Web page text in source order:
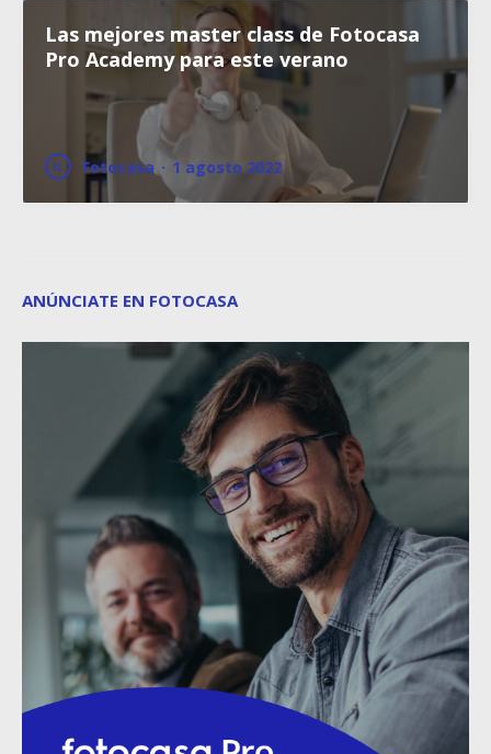
Las mejores master class de Fotocasa
Pro Academy para este verano
Fotocasa · 1 agosto 2022
ANÚNCIATE EN FOTOCASA